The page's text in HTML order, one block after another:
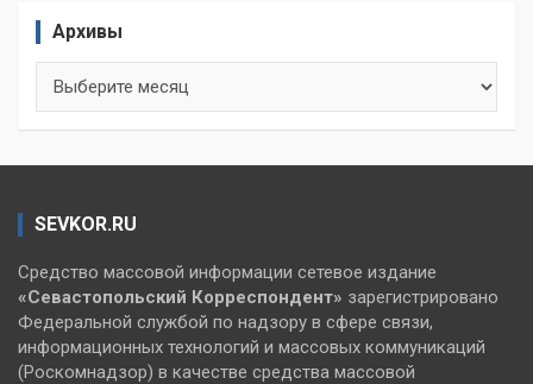
Архивы
SEVKOR.RU
Средство массовой информации сетевое издание
«Севастопольский Корреспондент» зарегистрировано
Федеральной службой по надзору в сфере связи,
информационных технологий и массовых коммуникаций
(Роскомнадзор) в качестве средства массовой